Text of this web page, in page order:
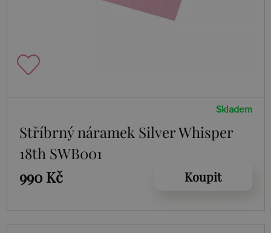
Skladem
Stříbrný náramek Silver Whisper
18th SWB001
990 Kč
Koupit